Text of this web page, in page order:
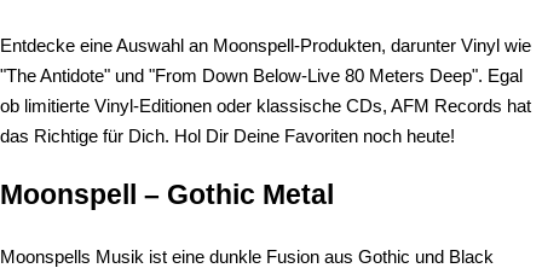
Entdecke eine Auswahl an Moonspell-Produkten, darunter Vinyl wie
"The Antidote" und "From Down Below-Live 80 Meters Deep". Egal
ob limitierte Vinyl-Editionen oder klassische CDs, AFM Records hat
das Richtige für Dich. Hol Dir Deine Favoriten noch heute!
Moonspell – Gothic Metal
Moonspells Musik ist eine dunkle Fusion aus Gothic und Black